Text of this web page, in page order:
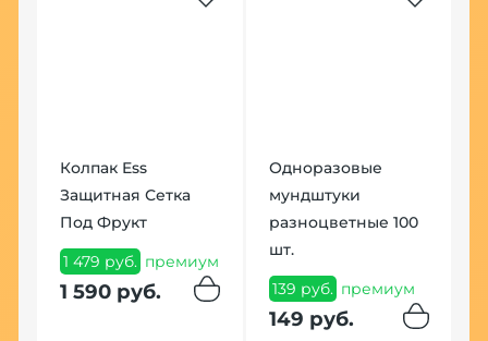
Колпак Ess
Защитная Сетка
Под Фрукт
1 479 руб. премиум
1 590 руб.
Одноразовые
мундштуки
разноцветные 100
шт.
139 руб. премиум
149 руб.